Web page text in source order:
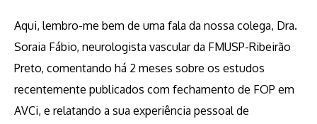
Aqui, lembro-me bem de uma fala da nossa colega, Dra.
Soraia Fábio, neurologista vascular da FMUSP-Ribeirão
Preto, comentando há 2 meses sobre os estudos
recentemente publicados com fechamento de FOP em
AVCi, e relatando a sua experiência pessoal de